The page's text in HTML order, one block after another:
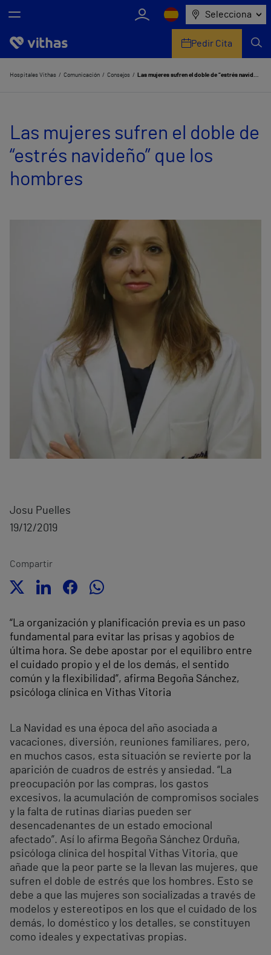
Selecciona
Nosotros
Servicios de salud
Equipo médico y asistencial
Pedir Cita
Hospitales Vithas Comunicación Consejos Las mujeres sufren el doble de “estrés navideño” que los hombres
Las mujeres sufren el doble de
“estrés navideño” que los
hombres
Josu Puelles
19/12/2019
Compartir
“La organización y planificación previa es un paso
fundamental para evitar las prisas y agobios de
última hora. Se debe apostar por el equilibro entre
el cuidado propio y el de los demás, el sentido
común y la flexibilidad”, afirma Begoña Sánchez,
psicóloga clínica en Vithas Vitoria
La Navidad es una época del año asociada a
vacaciones, diversión, reuniones familiares, pero,
en muchos casos, esta situación se revierte por la
aparición de cuadros de estrés y ansiedad. “La
preocupación por las compras, los gastos
excesivos, la acumulación de compromisos sociales
y la falta de rutinas diarias pueden ser
desencadenantes de un estado emocional
afectado”. Así lo afirma Begoña Sánchez Orduña,
psicóloga clínica del hospital Vithas Vitoria, que
añade que la peor parte se la llevan las mujeres, que
sufren el doble de estrés que los hombres. Esto se
debe a que las mujeres son socializadas a través de
modelos y estereotipos en los que el cuidado de los
demás, lo doméstico y los detalles, se constituyen
como ideales y expectativas propias.